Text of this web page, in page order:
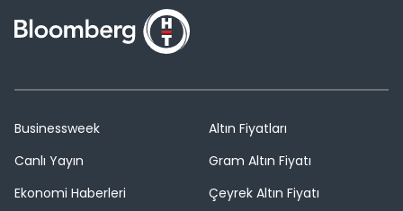
Businessweek
Canlı Yayın
Ekonomi Haberleri
Altın Fiyatları
Gram Altın Fiyatı
Çeyrek Altın Fiyatı